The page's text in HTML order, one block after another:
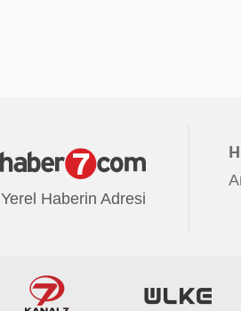
Yerel Haberin Adresi
Haber7